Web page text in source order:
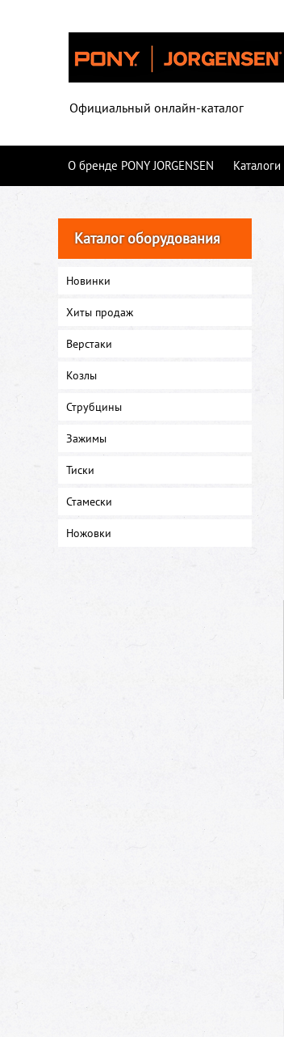
Официальный онлайн-каталог
О бренде PONY JORGENSEN Каталоги
Каталог оборудования
Новинки
Хиты продаж
Верстаки
Козлы
Струбцины
Зажимы
Тиски
Стамески
Ножовки